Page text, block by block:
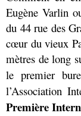
Eugène Varlin
du 44 rue des
cœur du vieux
mètres de long
le premier
l’Association
Première